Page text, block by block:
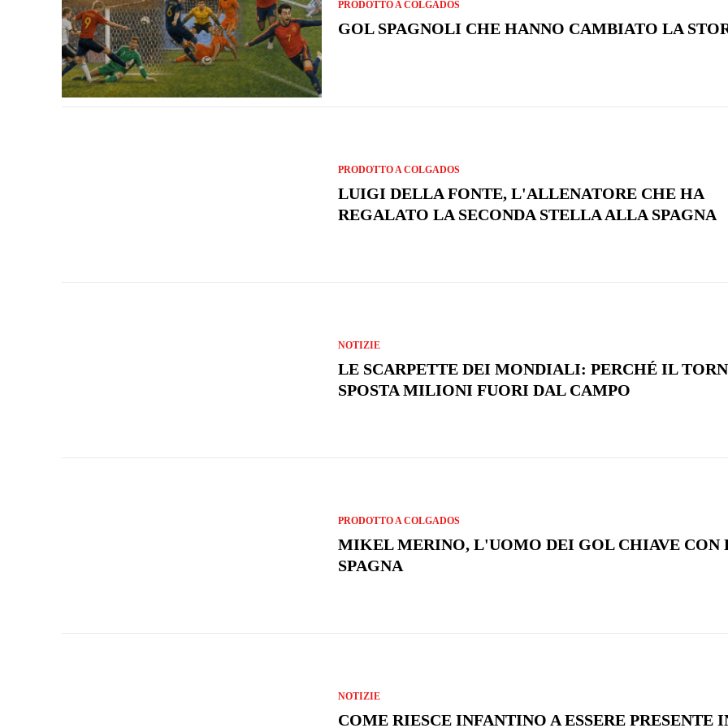
PRODOTTO A COLGADOS
GOL SPAGNOLI CHE HANNO CAMBIATO LA
PRODOTTO A COLGADOS
LUIGI DELLA FONTE, L'ALLENATORE CHE HA
REGALATO LA SECONDA STELLA ALLA SPAGNA
NOTIZIE
LE SCARPETTE DEI MONDIALI: PERCHÉ IL
SPOSTA MILIONI FUORI DAL CAMPO
PRODOTTO A COLGADOS
MIKEL MERINO, L'UOMO DEI GOL CHIAVE CON
SPAGNA
NOTIZIE
COME RIESCE INFANTINO A ESSERE PRESENTE